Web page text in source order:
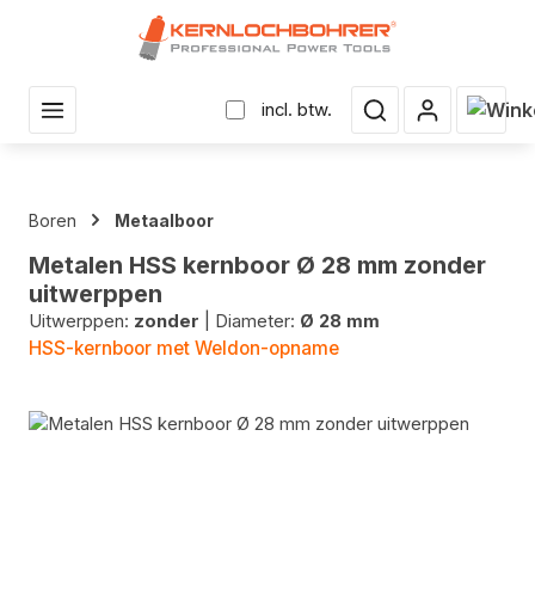
incl. btw.
Boren Metaalboor
Metalen HSS kernboor Ø 28 mm zonder
uitwerppen
Uitwerppen: zonder Diameter: Ø 28 mm
HSS-kernboor met Weldon-opname
Fotogalerij overslaan